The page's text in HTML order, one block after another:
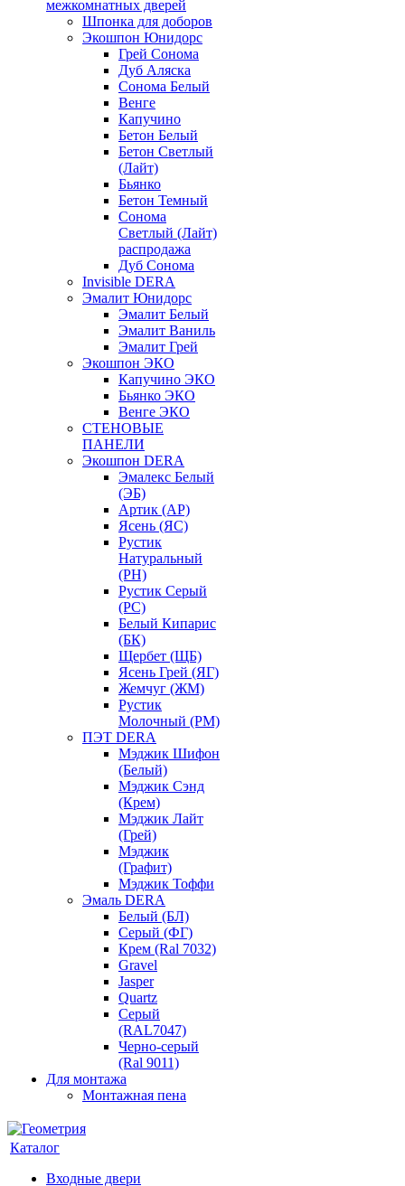
межкомнатных дверей
Шпонка для доборов
Экошпон Юнидорс
Грей Сонома
Дуб Аляска
Сонома Белый
Венге
Капучино
Бетон Белый
Бетон Светлый
(Лайт)
Бьянко
Бетон Темный
Сонома
Светлый (Лайт)
распродажа
Дуб Сонома
Invisible DERA
Эмалит Юнидорс
Эмалит Белый
Эмалит Ваниль
Эмалит Грей
Экошпон ЭКО
Капучино ЭКО
Бьянко ЭКО
Венге ЭКО
СТЕНОВЫЕ
ПАНЕЛИ
Экошпон DERA
Эмалекс Белый
(ЭБ)
Артик (АР)
Ясень (ЯС)
Рустик
Натуральный
(РН)
Рустик Серый
(РС)
Белый Кипарис
(БК)
Щербет (ЩБ)
Ясень Грей (ЯГ)
Жемчуг (ЖМ)
Рустик
Молочный (РМ)
ПЭТ DERA
Мэджик Шифон
(Белый)
Мэджик Сэнд
(Крем)
Мэджик Лайт
(Грей)
Мэджик
(Графит)
Мэджик Тоффи
Эмаль DERA
Белый (БЛ)
Серый (ФГ)
Крем (Ral 7032)
Gravel
Jasper
Quartz
Серый
(RAL7047)
Черно-серый
(Ral 9011)
Для монтажа
Монтажная пена
Каталог
Входные двери